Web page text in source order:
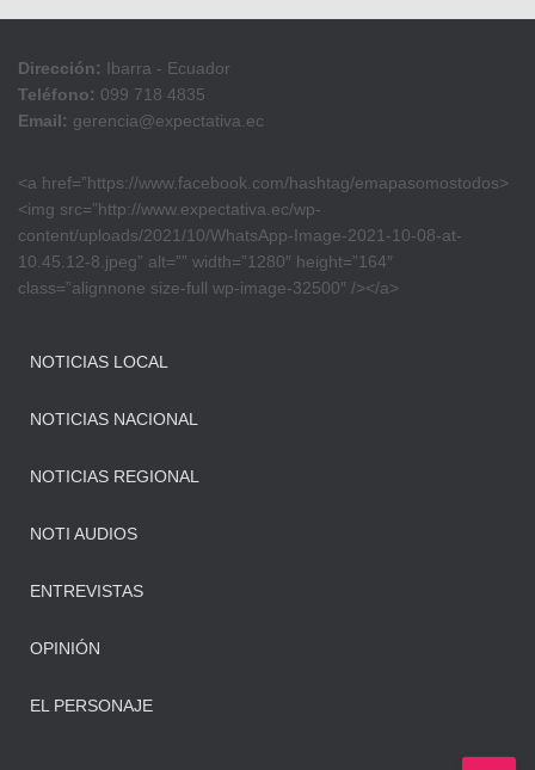
Dirección: Ibarra - Ecuador
Teléfono: 099 718 4835
Email: gerencia@expectativa.ec
<a href=”https://www.facebook.com/hashtag/emapasomostodos>
<img src=”http://www.expectativa.ec/wp-
content/uploads/2021/10/WhatsApp-Image-2021-10-08-at-
10.45.12-8.jpeg” alt=”” width=”1280″ height=”164″
class=”alignnone size-full wp-image-32500″ /></a>
NOTICIAS LOCAL
NOTICIAS NACIONAL
NOTICIAS REGIONAL
NOTI AUDIOS
ENTREVISTAS
OPINIÓN
EL PERSONAJE